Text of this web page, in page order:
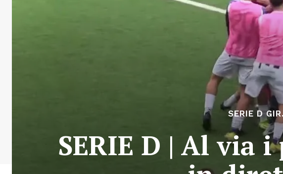
SERIE D
SERIE D | Al via